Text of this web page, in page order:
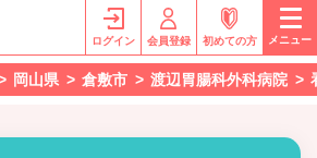
ログイン 会員登録 初めての方 メニュー
岡山県 倉敷市 渡辺胃腸科外科病院